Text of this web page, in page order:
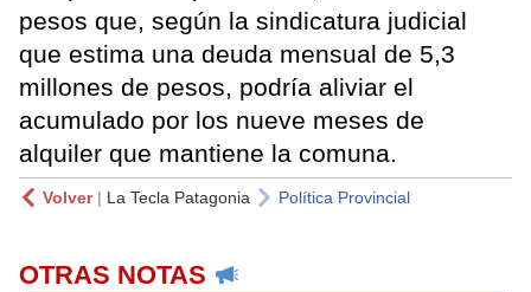
pesos que, según la sindicatura judicial
que estima una deuda mensual de 5,3
millones de pesos, podría aliviar el
acumulado por los nueve meses de
alquiler que mantiene la comuna.
Volver| La Tecla Patagonia Política Provincial
OTRAS NOTAS